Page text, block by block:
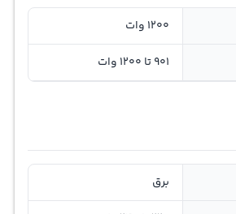
1200 وات
901 تا 1200 وات
برق